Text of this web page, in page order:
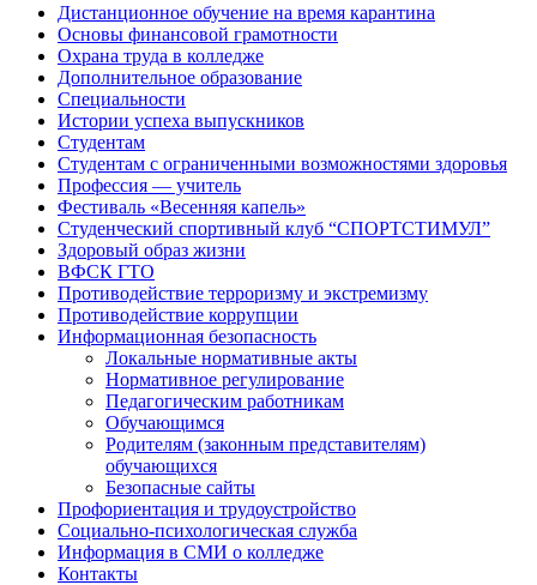
Дистанционное обучение на время карантина
Основы финансовой грамотности
Охрана труда в колледже
Дополнительное образование
Специальности
Истории успеха выпускников
Студентам
Студентам с ограниченными возможностями здоровья
Профессия — учитель
Фестиваль «Весенняя капель»
Студенческий спортивный клуб “СПОРТСТИМУЛ”
Здоровый образ жизни
ВФСК ГТО
Противодействие терроризму и экстремизму
Противодействие коррупции
Информационная безопасность
Локальные нормативные акты
Нормативное регулирование
Педагогическим работникам
Обучающимся
Родителям (законным представителям)
обучающихся
Безопасные сайты
Профориентация и трудоустройство
Социально-психологическая служба
Информация в СМИ о колледже
Контакты